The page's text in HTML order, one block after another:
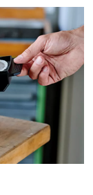
Maps